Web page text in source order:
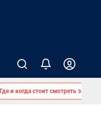
Где и когда стоит смотреть